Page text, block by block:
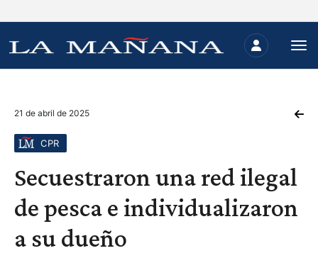
21 de abril de 2025
CPR
Secuestraron una red ilegal
de pesca e individualizaron
a su dueño